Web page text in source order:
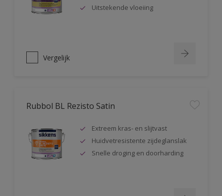
Uitstekende vloeiing
Vergelijk
Rubbol BL Rezisto Satin
Extreem kras- en slijtvast
Huidvetresistente zijdeglanslak
Snelle droging en doorharding